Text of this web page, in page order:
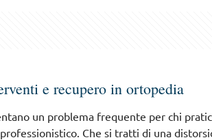
e recupero in ortopedia
un problema frequente per chi
Che si tratti di una